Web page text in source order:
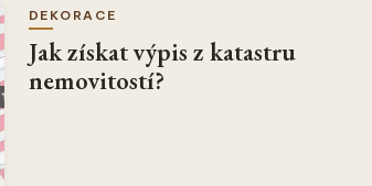
Jak získat výpis z katastru
nemovitostí?
DEKORACE